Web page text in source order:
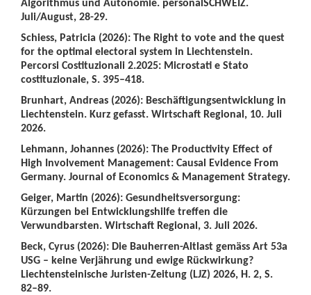
Juli/August, 28-29.
Schiess, Patricia (2026): The Right to vote and the quest
for the optimal electoral system in Liechtenstein.
Percorsi Costituzionali 2.2025: Microstati e Stato
costituzionale, S. 395–418.
Brunhart, Andreas (2026): Beschäftigungsentwicklung in
Liechtenstein. Kurz gefasst. Wirtschaft Regional, 10. Juli
2026.
Lehmann, Johannes (2026): The Productivity Effect of
High Involvement Management: Causal Evidence From
Germany. Journal of Economics & Management Strategy.
Geiger, Martin (2026): Gesundheitsversorgung:
Kürzungen bei Entwicklungshilfe treffen die
Verwundbarsten. Wirtschaft Regional, 3. Juli 2026.
Beck, Cyrus (2026): Die Bauherren-Altlast gemäss Art 53a
USG – keine Verjährung und ewige Rückwirkung?
Liechtensteinische Juristen-Zeitung (LJZ) 2026, H. 2, S.
82–89.